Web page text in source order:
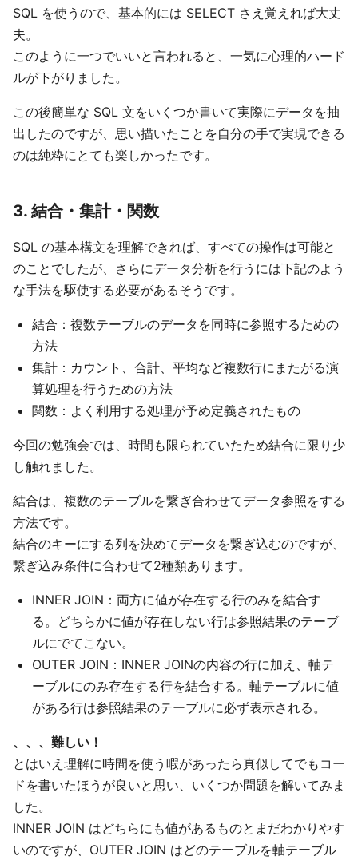
SQL を使うので、基本的には SELECT さえ覚えれば大丈
夫。
このように一つでいいと言われると、一気に心理的ハード
ルが下がりました。
この後簡単な SQL 文をいくつか書いて実際にデータを抽
出したのですが、思い描いたことを自分の手で実現できる
のは純粋にとても楽しかったです。
3. 結合・集計・関数
SQL の基本構文を理解できれば、すべての操作は可能と
のことでしたが、さらにデータ分析を行うには下記のよう
な手法を駆使する必要があるそうです。
結合：複数テーブルのデータを同時に参照するための
方法
集計：カウント、合計、平均など複数行にまたがる演
算処理を行うための方法
関数：よく利用する処理が予め定義されたもの
今回の勉強会では、時間も限られていたため結合に限り少
し触れました。
結合は、複数のテーブルを繋ぎ合わせてデータ参照をする
方法です。
結合のキーにする列を決めてデータを繋ぎ込むのですが、
繋ぎ込み条件に合わせて2種類あります。
INNER JOIN：両方に値が存在する行のみを結合す
る。どちらかに値が存在しない行は参照結果のテーブ
ルにでてこない。
OUTER JOIN：INNER JOINの内容の行に加え、軸テ
ーブルにのみ存在する行を結合する。軸テーブルに値
がある行は参照結果のテーブルに必ず表示される。
、、、難しい！
とはいえ理解に時間を使う暇があったら真似してでもコー
ドを書いたほうが良いと思い、いくつか問題を解いてみま
した。
INNER JOIN はどちらにも値があるものとまだわかりやす
いのですが、OUTER JOIN はどのテーブルを軸テーブル